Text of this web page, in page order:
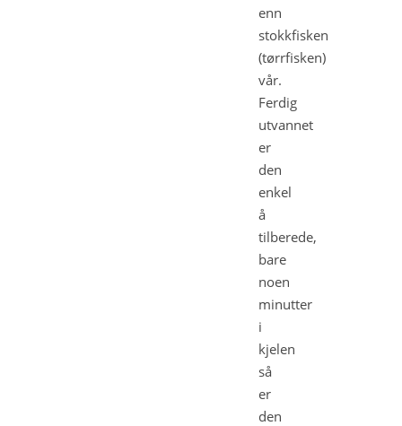
enn
stokkfisken
(tørrfisken)
vår.
Ferdig
utvannet
er
den
enkel
å
tilberede,
bare
noen
minutter
i
kjelen
så
er
den